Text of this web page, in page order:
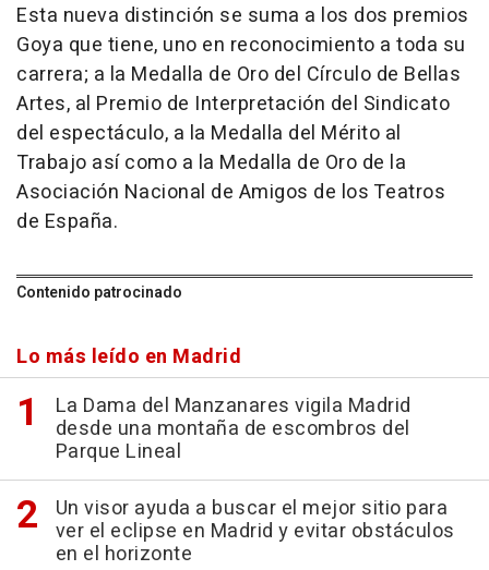
Esta nueva distinción se suma a los dos premios
Goya que tiene, uno en reconocimiento a toda su
carrera; a la Medalla de Oro del Círculo de Bellas
Artes, al Premio de Interpretación del Sindicato
del espectáculo, a la Medalla del Mérito al
Trabajo así como a la Medalla de Oro de la
Asociación Nacional de Amigos de los Teatros
de España.
Contenido patrocinado
Lo más leído en Madrid
La Dama del Manzanares vigila Madrid
desde una montaña de escombros del
Parque Lineal
Un visor ayuda a buscar el mejor sitio para
ver el eclipse en Madrid y evitar obstáculos
en el horizonte